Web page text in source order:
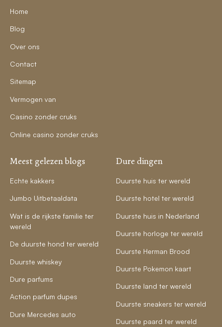
Home
Blog
Over ons
Contact
Sitemap
Vermogen van
Casino zonder cruks
Online casino zonder cruks
Meest gelezen blogs
Echte kakkers
Jumbo Uitbetaaldata
Wat is de rijkste familie ter
wereld
De duurste hond ter wereld
Duurste whiskey
Dure parfums
Action parfum dupes
Dure Mercedes auto
Dure dingen
Duurste huis ter wereld
Duurste hotel ter wereld
Duurste huis in Nederland
Duurste horloge ter wereld
Duurste Herman Brood
Duurste Pokemon kaart
Duurste land ter wereld
Duurste sneakers ter wereld
Duurste paard ter wereld